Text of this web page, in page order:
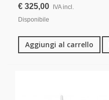
€ 325,00
IVA incl.
Disponibile
Aggiungi al carrello